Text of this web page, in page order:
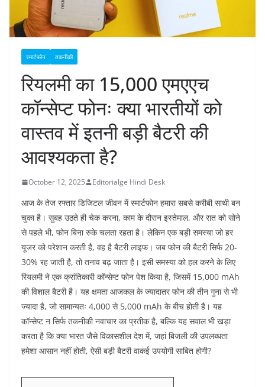
स्मार्टफोन तकनीकी
रियलमी का 15,000 एमएएच
कॉन्सेप्ट फोनः क्या भारतीयों को
वास्तव में इतनी बड़ी बैटरी की
आवश्यकता है?
October 12, 2025 Editorialge Hindi Desk
आज के तेज रफ्तार डिजिटल जीवन में स्मार्टफोन हमारा सबसे करीबी साथी बन
चुका है। सुबह उठते ही चेक करना, काम के दौरान इस्तेमाल, और रात को सोने
से पहले भी, फोन बिना रुके चलता रहता है। लेकिन एक बड़ी समस्या जो हर
यूजर को परेशान करती है, वह है बैटरी लाइफ। जब फोन की बैटरी सिर्फ 20-
30% रह जाती है, तो तनाव बढ़ जाता है। इसी समस्या को हल करने के लिए
रियलमी ने एक क्रांतिकारी कॉन्सेप्ट फोन पेश किया है, जिसमें 15,000 mAh
की विशाल बैटरी है। यह क्षमता आजकल के ज्यादातर फोन की तीन गुना से भी
ज्यादा है, जो सामान्यतः 4,000 से 5,000 mAh के बीच होती है। यह
कॉन्सेप्ट न सिर्फ तकनीकी नवाचार का प्रतीक है, बल्कि यह सवाल भी खड़ा
करता है कि क्या भारत जैसे विकासशील देश में, जहां बिजली की उपलब्धता
हमेशा आसान नहीं होती, ऐसी बड़ी बैटरी वाकई उपयोगी साबित होगी?